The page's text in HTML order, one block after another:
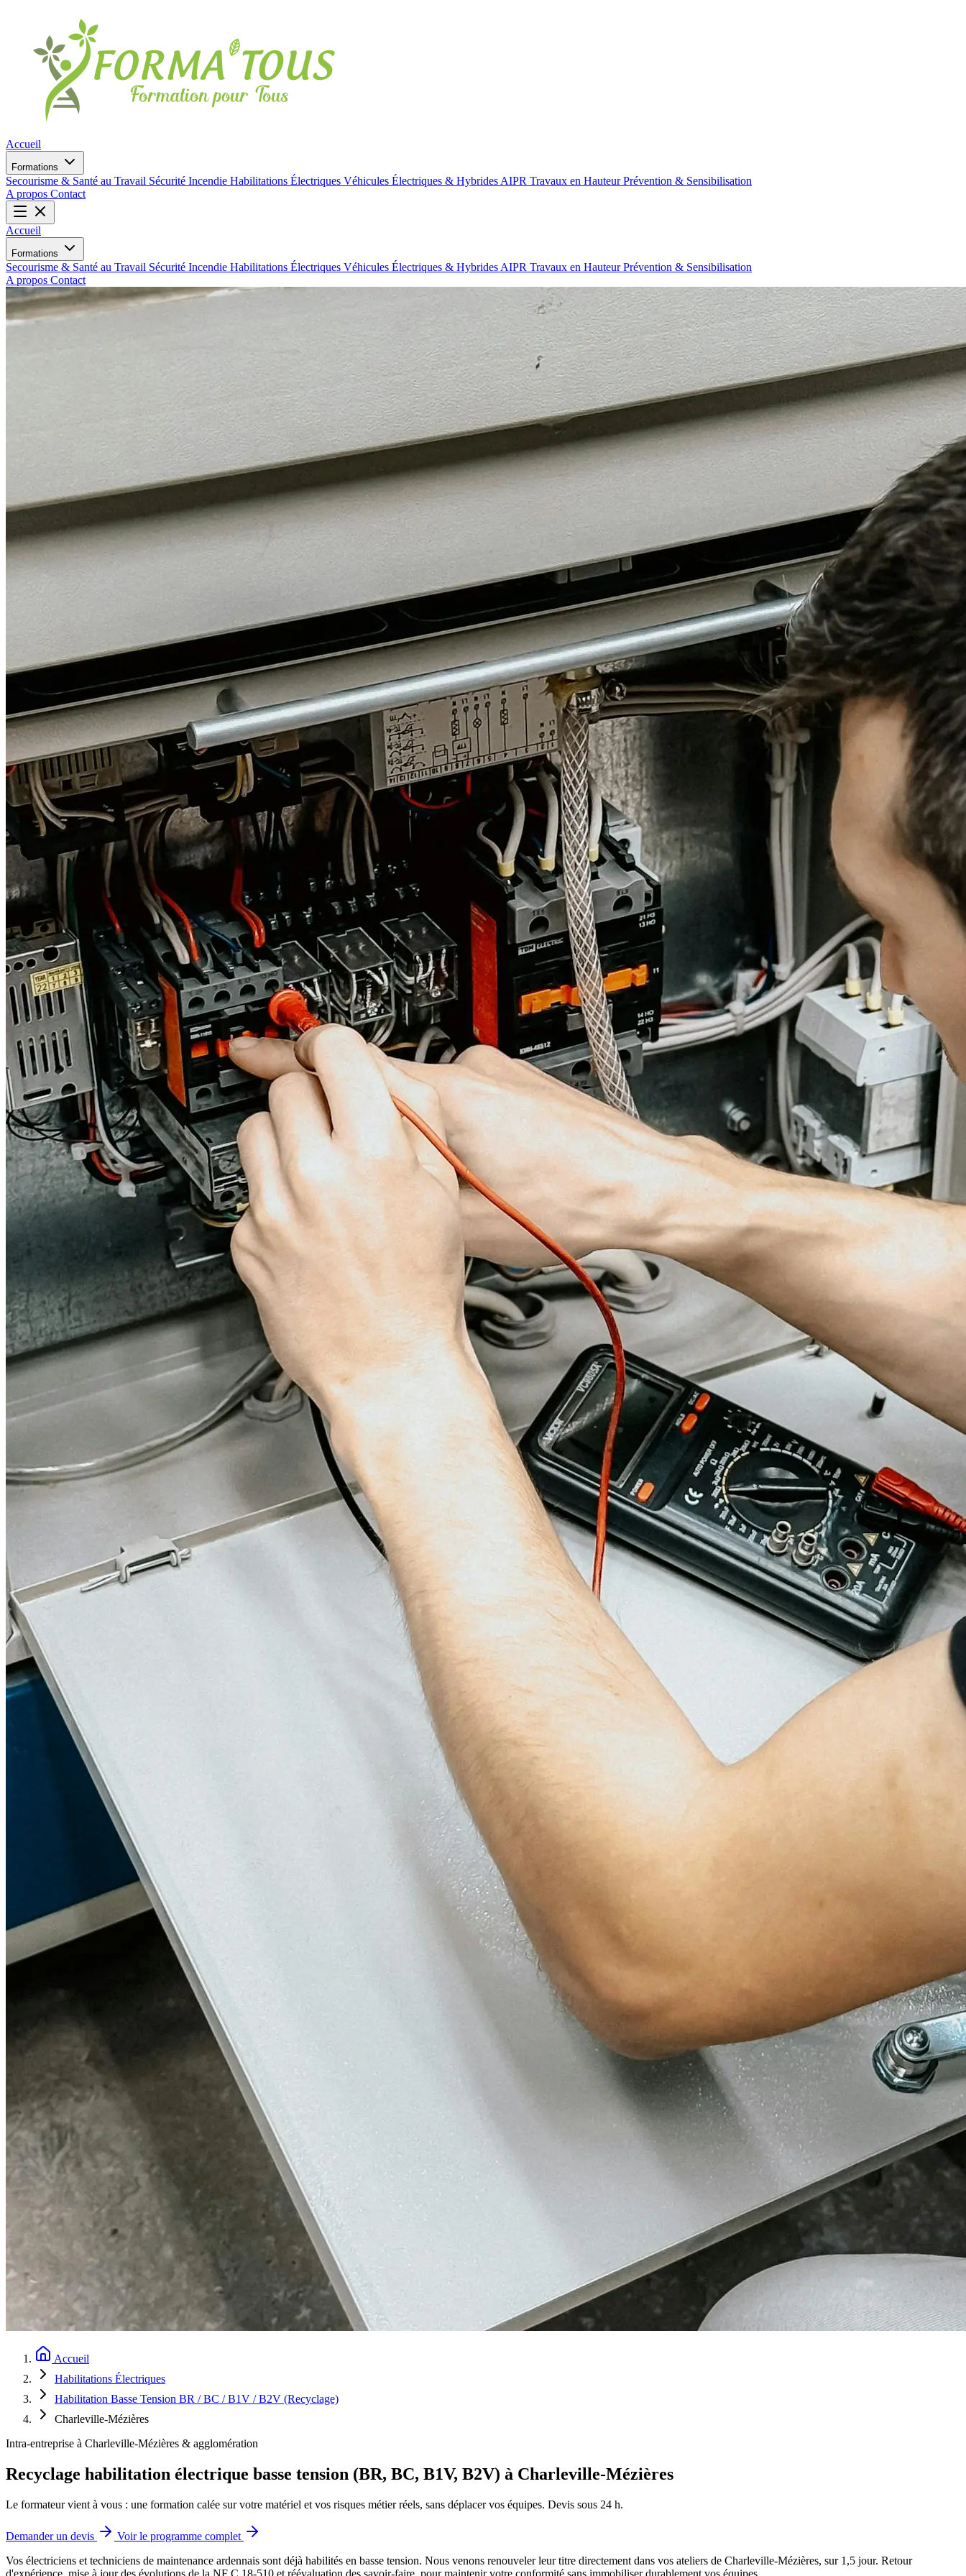
Accueil
Formations
Secourisme & Santé au Travail Sécurité Incendie Habilitations Électriques Véhicules Électriques & Hybrides AIPR Travaux en HauteurPrévention & Sensibilisation
A propos Contact
Accueil
Formations
Secourisme & Santé au Travail Sécurité Incendie Habilitations Électriques Véhicules Électriques & Hybrides AIPR Travaux en HauteurPrévention & Sensibilisation
A propos Contact
Accueil
Habilitations Électriques
Habilitation Basse Tension BR / BC / B1V / B2V (Recyclage)
Charleville-Mézières
Intra-entreprise à Charleville-Mézières & agglomération
Recyclage habilitation électrique basse tension (BR, BC, B1V, B2V) à Charleville-Mézières
Le formateur vient à vous : une formation calée sur votre matériel et vos risques métier réels, sans déplacer vos équipes. Devis sous 24 h.
Demander un devis
Voir le programme complet
Vos électriciens et techniciens de maintenance ardennais sont déjà habilités en basse tension. Nous venons renouveler leur titre directement dans vos ateliers de Charleville-Mézières, sur 1,5 jour. Retour
d'expérience, mise à jour des évolutions de la NF C 18-510 et réévaluation des savoir-faire, pour maintenir votre conformité sans immobiliser durablement vos équipes.